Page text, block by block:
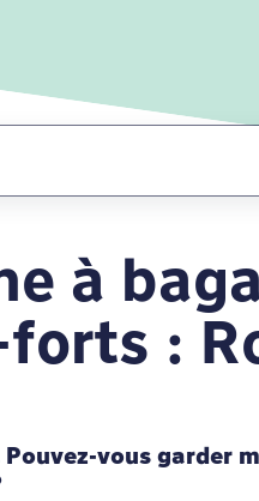
à
:
vous garder